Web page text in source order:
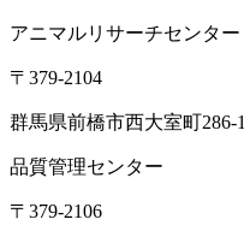
アニマルリサーチセンター
〒379-2104
群馬県前橋市西大室町286-1
品質管理センター
〒379-2106